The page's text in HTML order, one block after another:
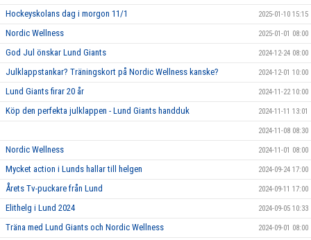
Hockeyskolans dag i morgon 11/1 2025-01-10 15:15
Nordic Wellness 2025-01-01 08:00
God Jul önskar Lund Giants 2024-12-24 08:00
Julklappstankar? Träningskort på Nordic Wellness kanske? 2024-12-01 10:00
Lund Giants firar 20 år 2024-11-22 10:00
Köp den perfekta julklappen - Lund Giants handduk 2024-11-11 13:01
2024-11-08 08:30
Nordic Wellness 2024-11-01 08:00
Mycket action i Lunds hallar till helgen 2024-09-24 17:00
Årets Tv-puckare från Lund 2024-09-11 17:00
Elithelg i Lund 2024 2024-09-05 10:33
Träna med Lund Giants och Nordic Wellness 2024-09-01 08:00